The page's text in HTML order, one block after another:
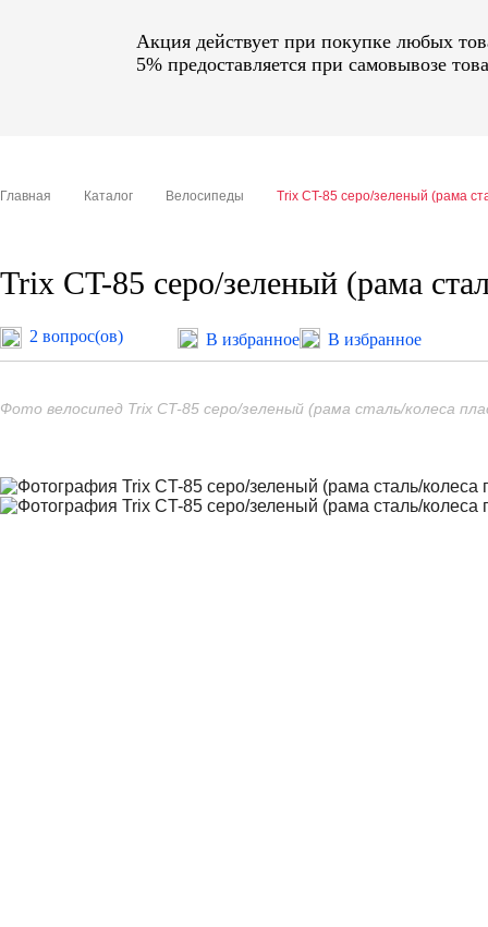
Акция действует при покупке любых
5% предоставляется при самовывозе
Главная Каталог Велосипеды Trix CT-85 серо/зеленый (рама
Trix CT-85 серо/зеленый (рама
2 вопрос(ов) В избранное В избранное
Фото велосипед Trix CT-85 серо/зеленый (рама сталь/колеса